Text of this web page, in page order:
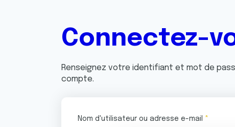
Connectez-
Renseignez votre identifiant et mot de
compte.
Nom d'utilisateur ou adresse e-mail